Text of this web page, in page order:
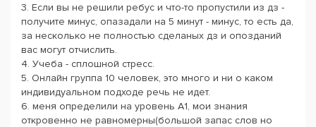
3. Если вы не решили ребус и что-то пропустили из дз -
получите минус, опазадали на 5 минут - минус, то есть да,
за несколько не полностью сделаных дз и опозданий
вас могут отчислить.
4. Учеба - сплошной стресс.
5. Онлайн группа 10 человек, это много и ни о каком
индивидуальном подходе речь не идет.
6. меня определили на уровень А1, мои знания
откровенно не равномерны(большой запас слов но